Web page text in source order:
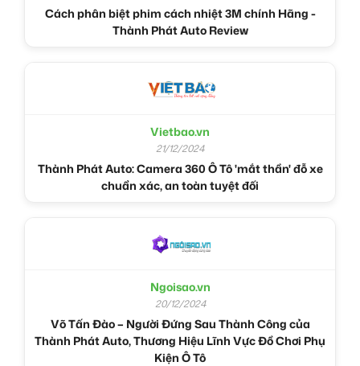
Cách phân biệt phim cách nhiệt 3M chính Hãng -
Thành Phát Auto Review
Vietbao.vn
21/12/2024
Thành Phát Auto: Camera 360 Ô Tô 'mắt thần' đỗ xe
chuẩn xác, an toàn tuyệt đối
Ngoisao.vn
20/12/2024
Võ Tấn Đào – Người Đứng Sau Thành Công của
Thành Phát Auto, Thương Hiệu Lĩnh Vực Đồ Chơi Phụ
Kiện Ô Tô